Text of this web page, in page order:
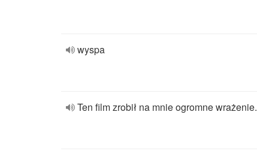
wyspa
Ten film zrobił na mnie ogromne wrażenie.